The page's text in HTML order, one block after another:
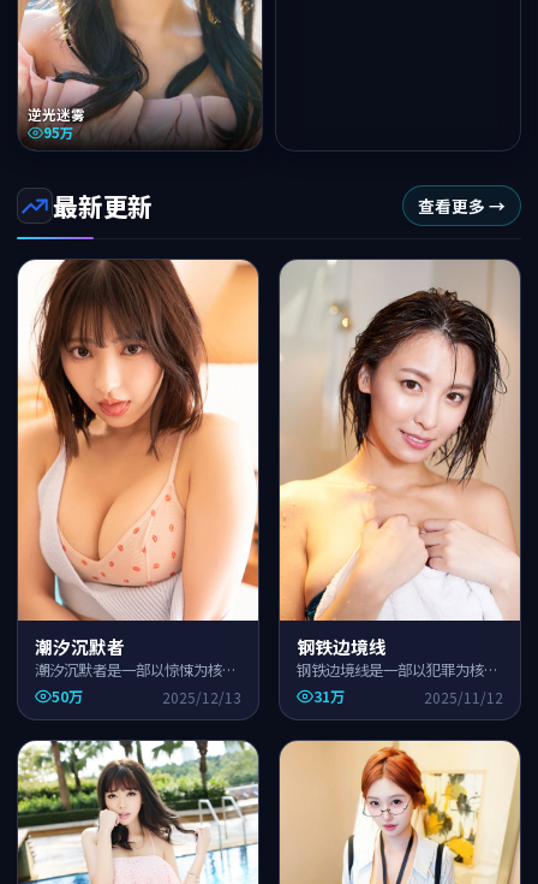
逆光迷雾
95万
最新更新 查看更多 →
潮汐沉默者
潮汐沉默者是一部以惊悚为核心
的国产高清影视作品，围绕危
机、反转与人物成长展开，整体
节奏紧凑，适合一口气追完。
50万 2025/12/13
钢铁边境线
钢铁边境线是一部以犯罪为核心
的国产高清影视作品，围绕危
机、反转与人物成长展开，整体
节奏紧凑，适合一口气追完。
31万 2025/11/12